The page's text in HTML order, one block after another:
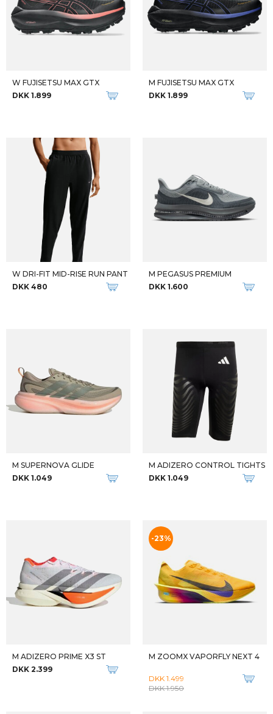
M SUPERNOVA GLIDE
DKK 1.049
M ADIZERO CONTROL TIGHTS
DKK 1.049
M ADIZERO PRIME X3 ST
DKK 2.399
-23%
M ZOOMX VAPORFLY NEXT 4
M AERO GLIDE 4 GRVL
DKK 1.399
M AERO GLIDE 4 GRVL
DKK 1.399
M AERO GLIDE 4
DKK 1.399
W ULTRA FLOW 2 GTX
DKK 1.249
-27%